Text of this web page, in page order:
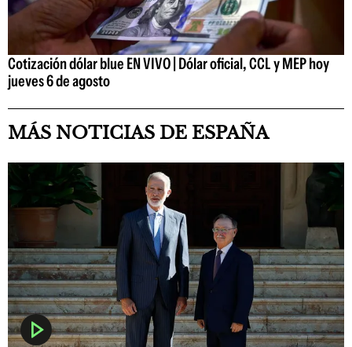
Cotización dólar blue EN VIVO | Dólar oficial, CCL y MEP hoy
jueves 6 de agosto
MÁS NOTICIAS DE ESPAÑA